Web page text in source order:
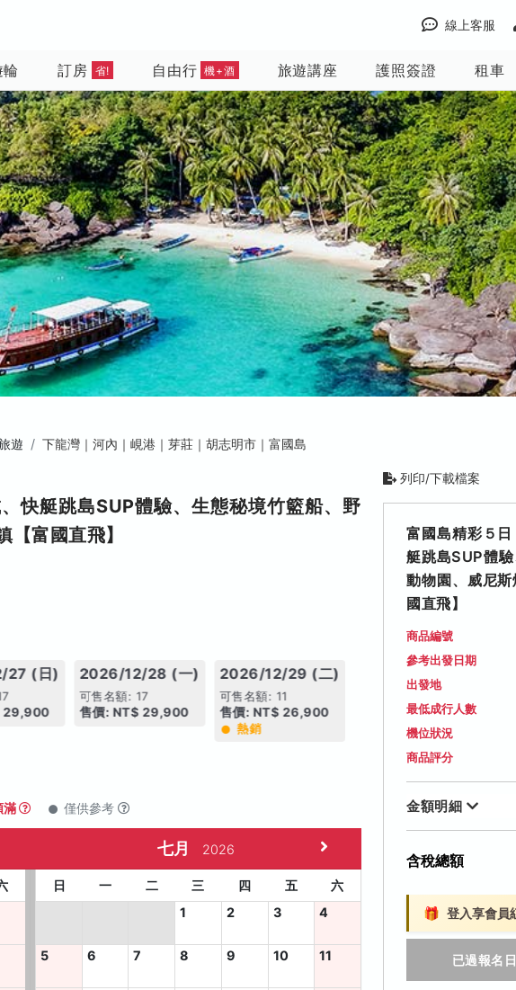
線上客服
訂房 省! 自由行 機+酒 旅遊講座 護照簽證 租車
遊 下龍灣｜河內｜峴港｜芽莊｜胡志明市｜富國島
快艇跳島SUP體驗、生態秘境竹籃船、野
富國直飛】
27 (日)
29,900
2026/12/28 (一)
可售名額: 17
售價: NT$ 29,900
2026/12/29 (二)
可售名額: 11
售價: NT$ 26,900
熱銷
滿 僅供參考
七月 2026
日 一 二 三 四 五
六
1
2 3 4
5 6 7 8 9 10 11
列印/下載檔案
富國島精彩５
艇跳島SUP體
動物園、威尼
國直飛】
商品編號
參考出發日期
出發地
最低成行人數
機位狀況
商品評分
金額明細
含稅總額
🎁 登入享會員
已過報名